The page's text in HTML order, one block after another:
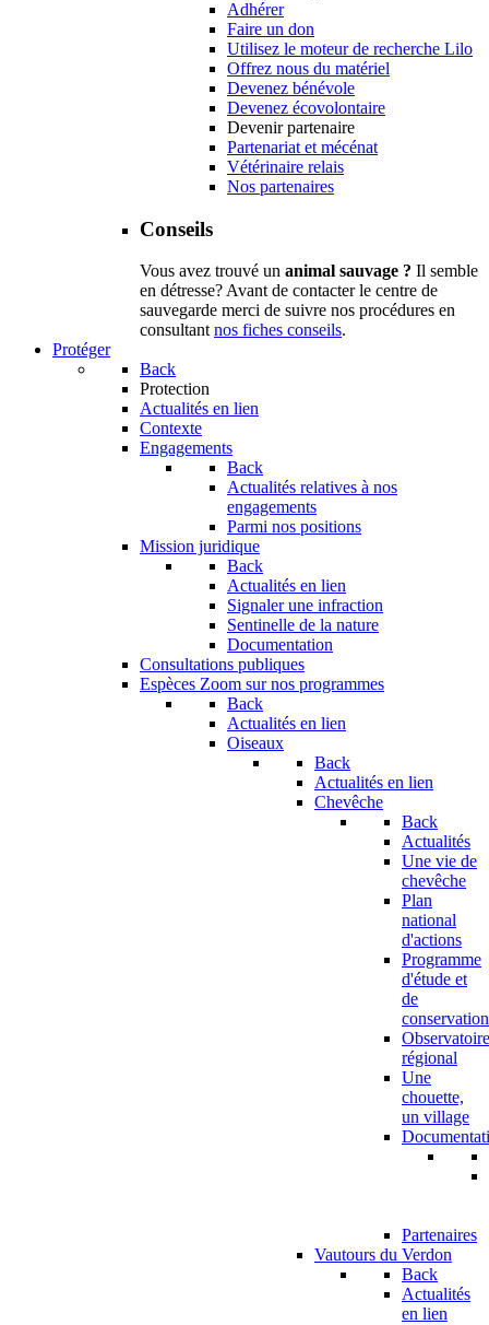
Adhérer
Faire un don
Utilisez le moteur de recherche Lilo
Offrez nous du matériel
Devenez bénévole
Devenez écovolontaire
Devenir partenaire
Partenariat et mécénat
Vétérinaire relais
Nos partenaires
Conseils
Vous avez trouvé un animal sauvage ? Il semble
en détresse? Avant de contacter le centre de
sauvegarde merci de suivre nos procédures en
consultantnos fiches conseils.
Protéger
Back
Protection
Actualités en lien
Contexte
Engagements
Back
Actualités relatives à nos
engagements
Parmi nos positions
Mission juridique
Back
Actualités en lien
Signaler une infraction
Sentinelle de la nature
Documentation
Consultations publiques
Espèces Zoom sur nos programmes
Back
Actualités en lien
Oiseaux
Back
Actualités en lien
Chevêche
Back
Actualités
Une vie de
chevêche
Plan
national
d'actions
Programme
d'étude et
de
conservation
Observatoire
régional
Une
chouette,
un village
Partenaires
Vautours du Verdon
Back
Actualités
en lien